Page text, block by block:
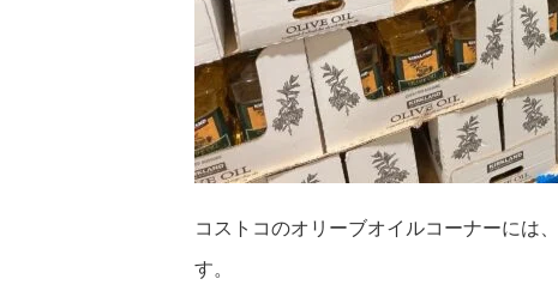
コストコのオリーブオイルコーナーには、
す。